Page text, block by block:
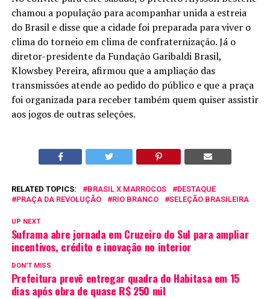
chamou a população para acompanhar unida a estreia
do Brasil e disse que a cidade foi preparada para viver o
clima do torneio em clima de confraternização. Já o
diretor-presidente da Fundação Garibaldi Brasil,
Klowsbey Pereira, afirmou que a ampliação das
transmissões atende ao pedido do público e que a praça
foi organizada para receber também quem quiser assistir
aos jogos de outras seleções.
RELATED TOPICS: BRASIL X MARROCOS
DESTAQUE
PRAÇA DA REVOLUÇÃO
RIO BRANCO SELEÇÃO BRASILEIRA
UP NEXT
Suframa abre jornada em Cruzeiro do Sul para ampliar
incentivos, crédito e inovação no interior
DON'T MISS
Prefeitura prevê entregar quadra do Habitasa em 15
dias após obra de quase R$ 250 mil